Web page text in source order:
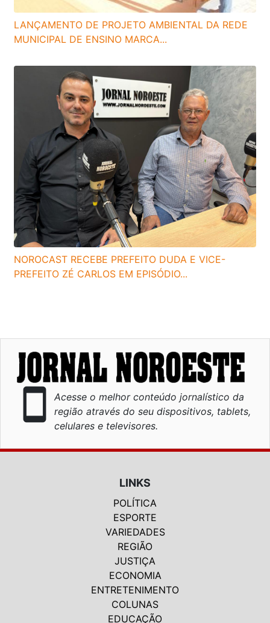
LANÇAMENTO DE PROJETO AMBIENTAL DA REDE
MUNICIPAL DE ENSINO MARCA...
NOROCAST RECEBE PREFEITO DUDA E VICE-
PREFEITO ZÉ CARLOS EM EPISÓDIO...
smartphone
Acesse o melhor conteúdo jornalístico da
região através do seu dispositivos, tablets,
celulares e televisores.
LINKS
POLÍTICA
ESPORTE
VARIEDADES
REGIÃO
JUSTIÇA
ECONOMIA
ENTRETENIMENTO
COLUNAS
EDUCAÇÃO